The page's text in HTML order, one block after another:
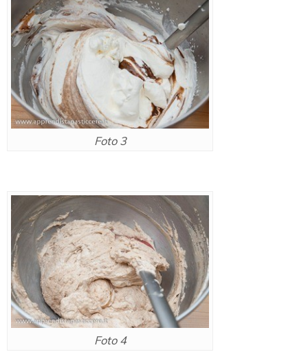
Foto 3
Foto 4